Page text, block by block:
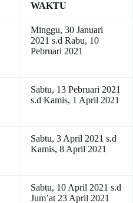
WAKTU
Minggu, 30 Januari
2021 s.d Rabu, 10
Pebruari 2021
Sabtu, 13 Pebruari 2021
s.d Kamis, 1 April 2021
Sabtu, 3 April 2021 s.d
Kamis, 8 April 2021
Sabtu, 10 April 2021 s.d
Jum’at 23 April 2021